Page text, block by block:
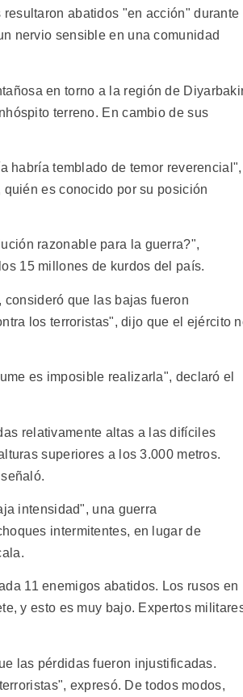
abatidos "en acción" durante
nervio sensible en una comunidad
en torno a la región de
terreno. En cambio de sus
habría temblado de temor reverencial",
es conocido por su posición
razonable para la guerra?",
15 millones de kurdos del país.
que las bajas fueron
los terroristas", dijo que el ejército
es imposible realizarla", declaró el
relativamente altas a las difíciles
superiores a los 3.000 metros.
intensidad", una guerra
intermitentes, en lugar de
11 enemigos abatidos. Los rusos en
y esto es muy bajo. Expertos
las pérdidas fueron injustificadas.
expresó. De todos modos,